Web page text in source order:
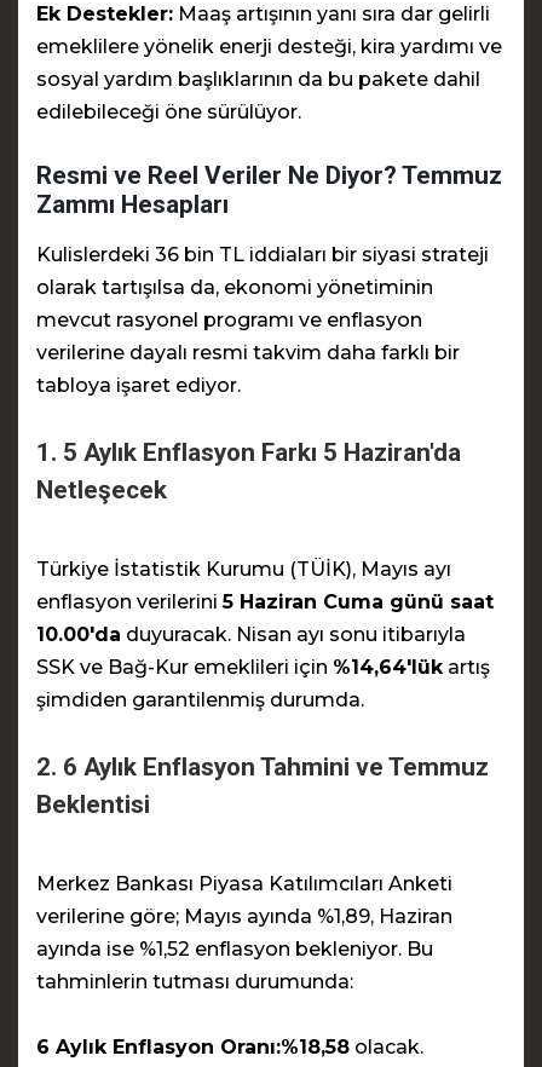
Ek Destekler: Maaş artışının yanı sıra dar gelirli
emeklilere yönelik enerji desteği, kira yardımı ve
sosyal yardım başlıklarının da bu pakete dahil
edilebileceği öne sürülüyor.
Resmi ve Reel Veriler Ne Diyor? Temmuz
Zammı Hesapları
Kulislerdeki 36 bin TL iddiaları bir siyasi strateji
olarak tartışılsa da, ekonomi yönetiminin
mevcut rasyonel programı ve enflasyon
verilerine dayalı resmi takvim daha farklı bir
tabloya işaret ediyor.
1. 5 Aylık Enflasyon Farkı 5 Haziran'da
Netleşecek
Türkiye İstatistik Kurumu (TÜİK), Mayıs ayı
enflasyon verilerini5 Haziran Cuma günü saat
10.00'da duyuracak. Nisan ayı sonu itibarıyla
SSK ve Bağ-Kur emeklileri için %14,64'lükartış
şimdiden garantilenmiş durumda.
2. 6 Aylık Enflasyon Tahmini ve Temmuz
Beklentisi
Merkez Bankası Piyasa Katılımcıları Anketi
verilerine göre; Mayıs ayında %1,89, Haziran
ayında ise %1,52 enflasyon bekleniyor. Bu
tahminlerin tutması durumunda:
6 Aylık Enflasyon Oranı:%18,58 olacak.